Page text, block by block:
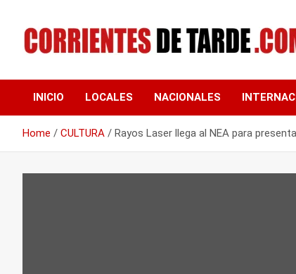
content
CORRIENTES DE
TARDE
INICIO LOCALES NACIONALES
Home CULTURA Rayos Laser llega al NEA para